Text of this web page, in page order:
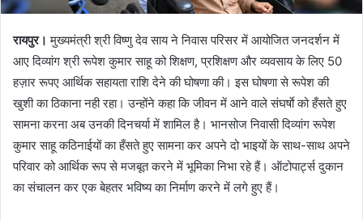
रायपुर। मुख्यमंत्री श्री विष्णु देव साय ने निवास परिसर में आयोजित जनदर्शन में
आए दिव्यांग श्री रूपेश कुमार साहू को शिक्षण, प्रशिक्षण और व्यवसाय के लिए 50
हज़ार रूपए आर्थिक सहायता राशि देने की घोषणा की। इस घोषणा से रूपेश की
खुशी का ठिकाना नही रहा। उन्होंने कहा कि जीवन में आने वाले संघर्षाे को हँसते हुए
सामना करना अब उनकी दिनचर्या में शामिल है। भानसोज निवासी दिव्यांग रूपेश
कुमार साहू कठिनाईयों का हँसते हुए सामना कर अपने दो भाइयों के साथ-साथ अपने
परिवार को आर्थिक रूप से मजबूत करने में भूमिका निभा रहे हैं। ऑटोपार्ट्स दुकान
का संचालन कर एक बेहतर भविष्य का निर्माण करने में लगे हुए हैं।